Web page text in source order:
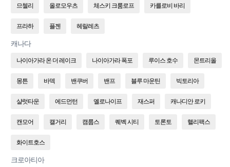
므첼리 올로모우츠 체스키 크룸로프 카를로비 바리
프라하 플젠 헤랄레츠
캐나다
나이아가라 온 더 레이크 나이아가라 폭포 루이스 호수 몬트리올
몽튼 바덱 밴쿠버 밴프 블루 마운틴 빅토리아
샬럿타운 에드먼턴 옐로나이프 재스퍼 캐나디안 로키
캔모어 캘거리 캠룹스 퀘벡 시티 토론토 핼리팩스
화이트호스
크로아티아